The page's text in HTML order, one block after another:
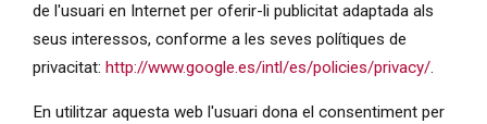
de l'usuari en Internet per oferir-li publicitat adaptada als
seus interessos, conforme a les seves polítiques de
privacitat: http://www.google.es/intl/es/policies/privacy/.
En utilitzar aquesta web l'usuari dona el consentiment per